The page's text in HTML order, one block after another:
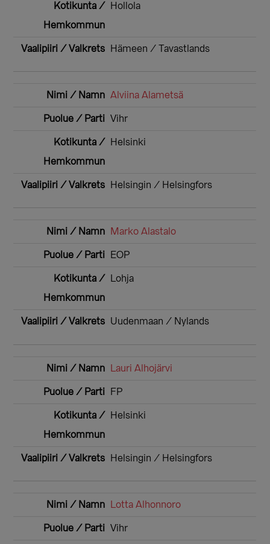
Hollola
Hämeen / Tavastlands
Alviina Alametsä
Vihr
Helsinki
Helsingin / Helsingfors
Marko Alastalo
EOP
Lohja
Uudenmaan / Nylands
Lauri Alhojärvi
FP
Helsinki
Helsingin / Helsingfors
Lotta Alhonnoro
Vihr